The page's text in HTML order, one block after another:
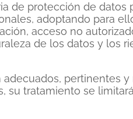
protección de datos
adoptando para
acceso no
de los datos y los
pertinentes
su tratamiento se